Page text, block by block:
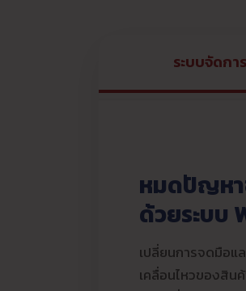
ระบบจัดกา
หมดปัญห
ด้วยระบบ
เปลี่ยนการจดมือแ
เคลื่อนไหวของสิน